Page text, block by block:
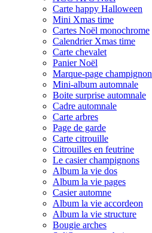
Carte happy Halloween
Mini Xmas time
Cartes Noël monochrome
Calendrier Xmas time
Carte chevalet
Panier Noël
Marque-page champignon
Mini-album automnale
Boite surprise automnale
Cadre automnale
Carte arbres
Page de garde
Carte citrouille
Citrouilles en feutrine
Le casier champignons
Album la vie dos
Album la vie pages
Casier automne
Album la vie accordeon
Album la vie structure
Bougie arches